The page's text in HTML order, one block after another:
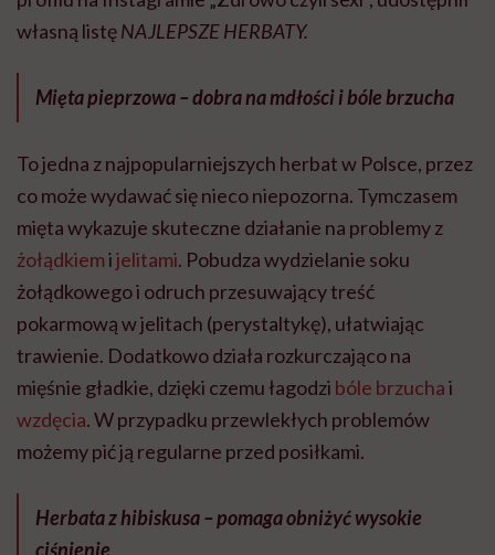
własną listęNAJLEPSZE HERBATY.
Mięta pieprzowa – dobra na mdłości i bóle brzucha
To jedna z najpopularniejszych herbat w Polsce, przez
co może wydawać się nieco niepozorna. Tymczasem
mięta wykazuje skuteczne działanie na problemy z
żołądkiemijelitami. Pobudza wydzielanie soku
żołądkowego i odruch przesuwający treść
pokarmową w jelitach (perystaltykę), ułatwiając
trawienie. Dodatkowo działa rozkurczająco na
mięśnie gładkie, dzięki czemu łagodzi bóle brzuchai
wzdęcia. W przypadku przewlekłych problemów
możemy pić ją regularne przed posiłkami.
Herbata z hibiskusa – pomaga obniżyć wysokie
ciśnienie